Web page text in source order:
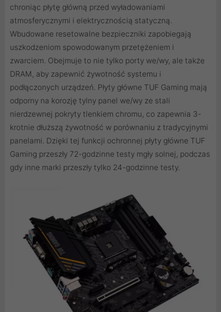
chroniąc płytę główną przed wyładowaniami
atmosferycznymi i elektrycznością statyczną.
Wbudowane resetowalne bezpieczniki zapobiegają
uszkodzeniom spowodowanym przetężeniem i
zwarciem. Obejmuje to nie tylko porty we/wy, ale także
DRAM, aby zapewnić żywotność systemu i
podłączonych urządzeń. Płyty główne TUF Gaming mają
odporny na korozję tylny panel we/wy ze stali
nierdzewnej pokryty tlenkiem chromu, co zapewnia 3-
krotnie dłuższą żywotność w porównaniu z tradycyjnymi
panelami. Dzięki tej funkcji ochronnej płyty główne TUF
Gaming przeszły 72-godzinne testy mgły solnej, podczas
gdy inne marki przeszły tylko 24-godzinne testy.